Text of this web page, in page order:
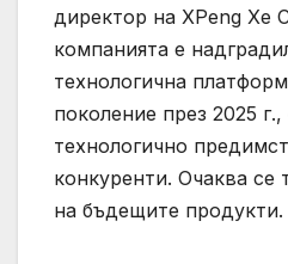
директор на XPeng Хе
компанията е
технологична
поколение през 2025
технологично
конкуренти. Очаква се
на бъдещите продукти.